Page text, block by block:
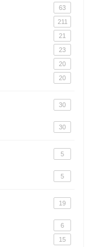
63
211
21
23
20
20
30
30
5
5
19
6
15